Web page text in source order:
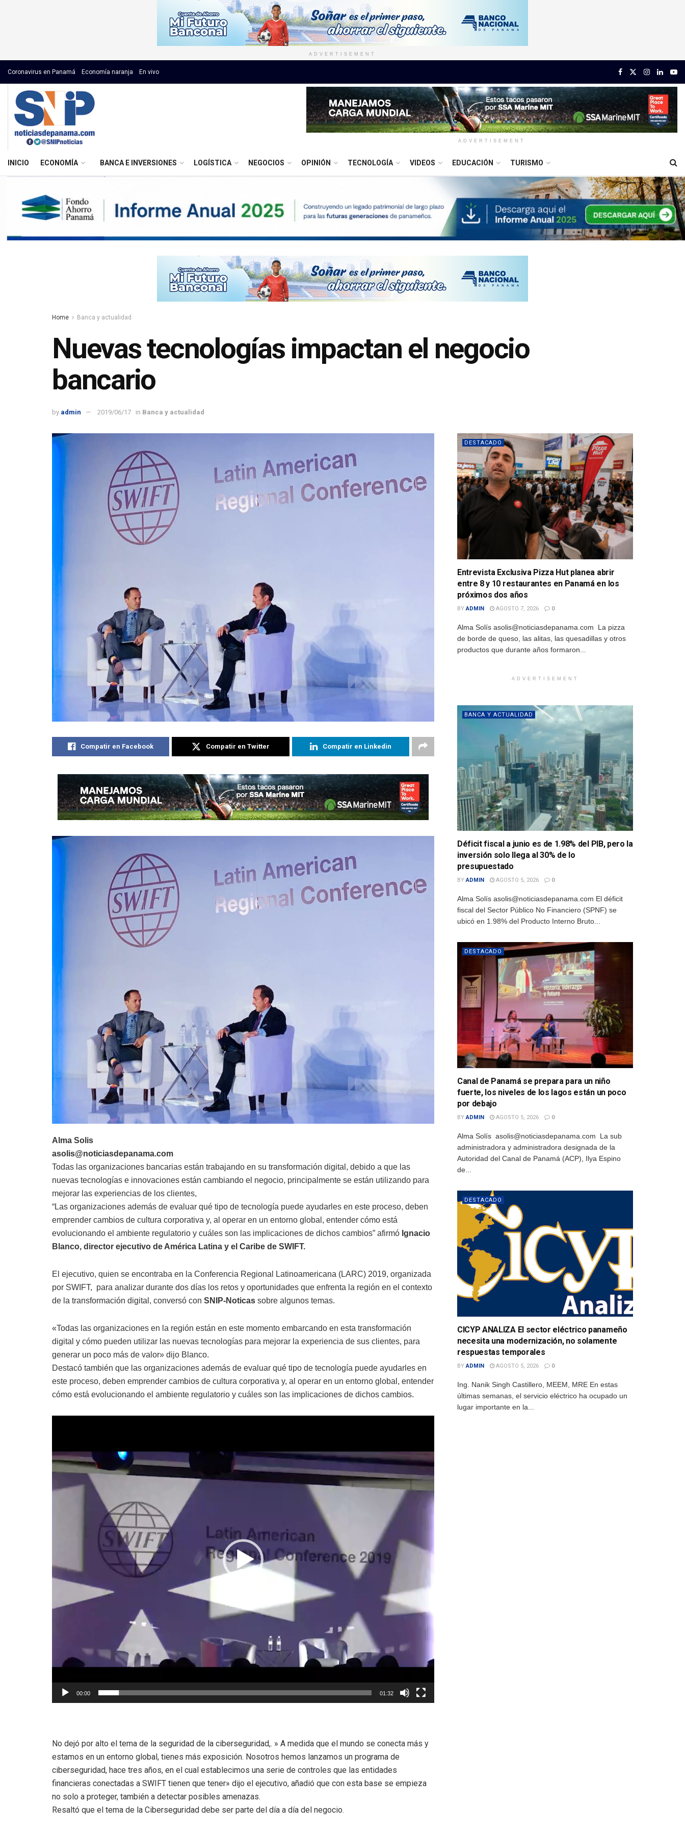
ADVERTISEMENT
Coronavirus en Panamá Economía naranja En vivo
ADVERTISEMENT
INICIO ECONOMÍA BANCA E INVERSIONES LOGÍSTICA NEGOCIOS OPINIÓN TECNOLOGÍA VIDEOS EDUCACIÓN TURISMO
Home Banca y actualidad
Nuevas tecnologías impactan el negocio
bancario
by admin 2019/06/17 in Banca y actualidad
Compatir en Facebook Compatir en Twitter Compatir en Linkedin
Alma Solis
asolis@noticiasdepanama.com
Todas las organizaciones bancarias están trabajando en su transformación digital, debido a que las
nuevas tecnologías e innovaciones están cambiando el negocio, principalmente se están utilizando para
mejorar las experiencias de los clientes,
“Las organizaciones además de evaluar qué tipo de tecnología puede ayudarles en este proceso, deben
emprender cambios de cultura corporativa y, al operar en un entorno global, entender cómo está
evolucionando el ambiente regulatorio y cuáles son las implicaciones de dichos cambios” afirmó Ignacio
Blanco, director ejecutivo de América Latina y el Caribe de SWIFT.
El ejecutivo, quien se encontraba en la Conferencia Regional Latinoamericana (LARC) 2019, organizada
por SWIFT, para analizar durante dos días los retos y oportunidades que enfrenta la región en el contexto
de la transformación digital, conversó con SNIP-Noticas sobre algunos temas.
«Todas las organizaciones en la región están en este momento embarcando en esta transformación
digital y cómo pueden utilizar las nuevas tecnologías para mejorar la experiencia de sus clientes, para
generar un poco más de valor» dijo Blanco.
Destacó también que las organizaciones además de evaluar qué tipo de tecnología puede ayudarles en
este proceso, deben emprender cambios de cultura corporativa y, al operar en un entorno global, entender
cómo está evolucionando el ambiente regulatorio y cuáles son las implicaciones de dichos cambios.
00:00 01:32
No dejó por alto el tema de la seguridad de la ciberseguridad,. » A medida que el mundo se conecta más y
estamos en un entorno global, tienes más exposición. Nosotros hemos lanzamos un programa de
ciberseguridad, hace tres años, en el cual establecimos una serie de controles que las entidades
financieras conectadas a SWIFT tienen que tener» dijo el ejecutivo, añadió que con esta base se empieza
no solo a proteger, también a detectar posibles amenazas.
Resaltó que el tema de la Ciberseguridad debe ser parte del día a día del negocio.
DESTACADO
Entrevista Exclusiva Pizza Hut planea abrir
entre 8 y 10 restaurantes en Panamá en los
próximos dos años
BY ADMIN AGOSTO 7, 2026 0
Alma Solís asolis@noticiasdepanama.com La pizza
de borde de queso, las alitas, las quesadillas y otros
productos que durante años formaron...
ADVERTISEMENT
BANCA Y ACTUALIDAD
Déficit fiscal a junio es de 1.98% del PIB, pero la
inversión solo llega al 30% de lo
presupuestado
BY ADMIN AGOSTO 5, 2026 0
Alma Solís asolis@noticiasdepanama.com El déficit
fiscal del Sector Público No Financiero (SPNF) se
ubicó en 1.98% del Producto Interno Bruto...
DESTACADO
Canal de Panamá se prepara para un niño
fuerte, los niveles de los lagos están un poco
por debajo
BY ADMIN AGOSTO 5, 2026 0
Alma Solís asolis@noticiasdepanama.com La sub
administradora y administradora designada de la
Autoridad del Canal de Panamá (ACP), Ilya Espino
de...
DESTACADO
CICYP ANALIZA El sector eléctrico panameño
necesita una modernización, no solamente
respuestas temporales
BY ADMIN AGOSTO 5, 2026 0
Ing. Nanik Singh Castillero, MEEM, MRE En estas
últimas semanas, el servicio eléctrico ha ocupado un
lugar importante en la...